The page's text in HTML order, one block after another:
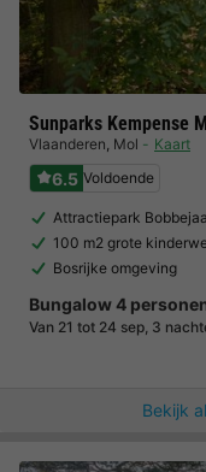
Sunparks Kempense
Vlaanderen, Mol Kaart
6.5 Voldoende
Attractiepark
100 m2 grote
Bosrijke omgeving
Bungalow 4
Van 21 tot 24 sep, 3
Bekijk